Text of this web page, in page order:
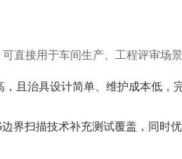
直接用于车间生产、工程评审场景
且治具设计简单、维护成本低，
界扫描技术补充测试覆盖，同时